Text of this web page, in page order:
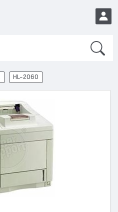
EUR
HL-2060